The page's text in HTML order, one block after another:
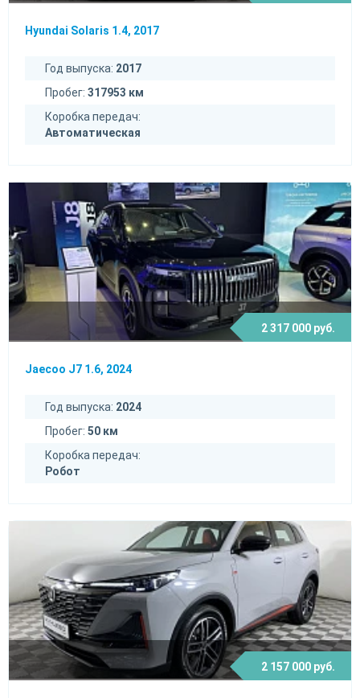
Hyundai Solaris 1.4, 2017
Год выпуска: 2017
Пробег: 317953 км
Коробка передач:
Автоматическая
2 317 000 руб.
Jaecoo J7 1.6, 2024
Год выпуска: 2024
Пробег: 50 км
Коробка передач:
Робот
2 157 000 руб.